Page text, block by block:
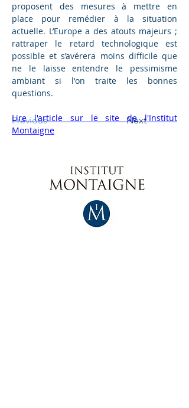
Previous Next
proposent des mesures à mettre en
place pour remédier à la situation
actuelle. L’Europe a des atouts majeurs ;
rattraper le retard technologique est
possible et s’avérera moins difficile que
ne le laisse entendre le pessimisme
ambiant si l'on traite les bonnes
questions.
Lire l'article sur le site de l'Institut
Montaigne